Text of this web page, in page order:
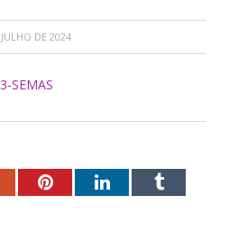
DE 2024
SEMAS
PinterestLinkedInTumblr